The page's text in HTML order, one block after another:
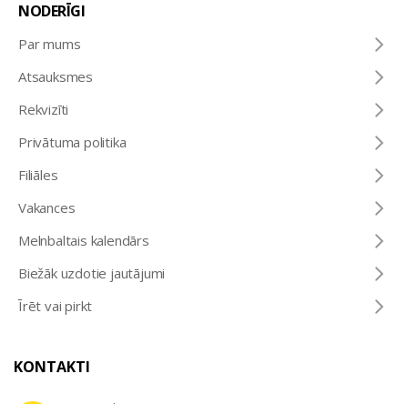
NODERĪGI
Par mums
Atsauksmes
Rekvizīti
Privātuma politika
Filiāles
Vakances
Melnbaltais kalendārs
Biežāk uzdotie jautājumi
Īrēt vai pirkt
KONTAKTI